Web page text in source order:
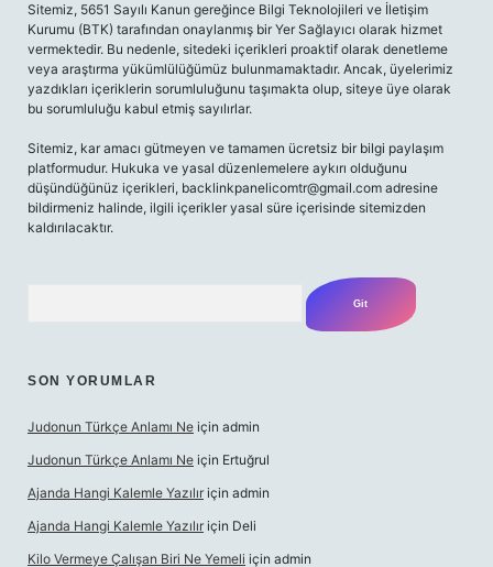
Sitemiz, 5651 Sayılı Kanun gereğince Bilgi Teknolojileri ve İletişim
Kurumu (BTK) tarafından onaylanmış bir Yer Sağlayıcı olarak hizmet
vermektedir. Bu nedenle, sitedeki içerikleri proaktif olarak denetleme
veya araştırma yükümlülüğümüz bulunmamaktadır. Ancak, üyelerimiz
yazdıkları içeriklerin sorumluluğunu taşımakta olup, siteye üye olarak
bu sorumluluğu kabul etmiş sayılırlar.
Sitemiz, kar amacı gütmeyen ve tamamen ücretsiz bir bilgi paylaşım
platformudur. Hukuka ve yasal düzenlemelere aykırı olduğunu
düşündüğünüz içerikleri, backlinkpanelicomtr@gmail.com adresine
bildirmeniz halinde, ilgili içerikler yasal süre içerisinde sitemizden
kaldırılacaktır.
SON YORUMLAR
Judonun Türkçe Anlamı Ne için admin
Judonun Türkçe Anlamı Ne için Ertuğrul
Ajanda Hangi Kalemle Yazılır için admin
Ajanda Hangi Kalemle Yazılır için Deli
Kilo Vermeye Çalışan Biri Ne Yemeli için admin